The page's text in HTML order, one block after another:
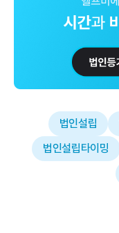
법인설립
법인설립타이밍